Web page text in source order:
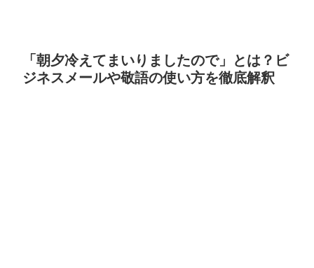
「朝夕冷えてまいりましたので」とは？ビ
ジネスメールや敬語の使い方を徹底解釈